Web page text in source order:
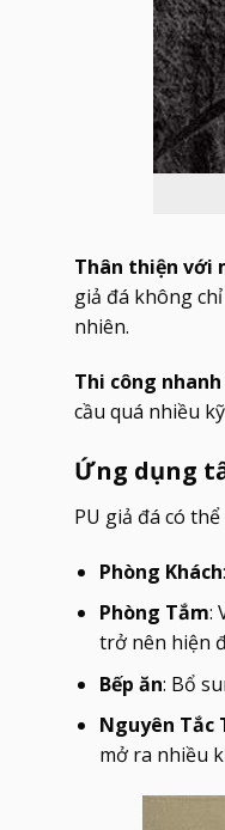
Thân thiện với
giả đá không
nhiên.
Thi công
cầu quá nhiều
Ứng dụng
PU giả đá có
Phòng Khách
Phòng Tắm:
trở nên hiện
Bếp ăn: Bổ
Nguyên Tắc
mở ra nhiều